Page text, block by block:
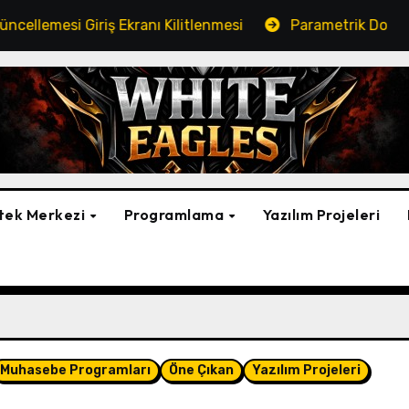
Ekranı Kilitlenmesi Parametrik Dosya Kopyalama
Merkezi Programlama Yazılım Projeleri
Muhasebe Programları Öne Çıkan Yazılım Projeleri